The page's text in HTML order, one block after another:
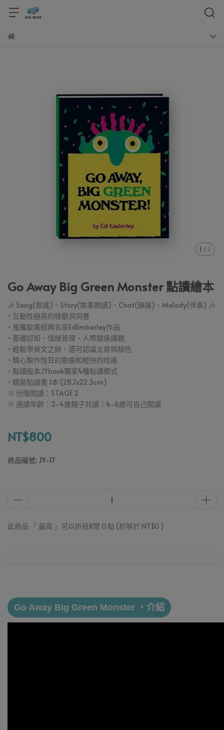
1 / 1
Go Away Big Green Monster 點讀繪本
🎶 Song(歌謠)、Story(故事朗讀)、Chat(韻謠)、Melody(伴奏) 🎶
• 互動性極高的怪獸洞洞書
• 蒐羅歐美經典名家EdEmberley作品
• 基礎認知、情緒管理、人際關係課題
• 輕鬆學英文之餘，還可認識五官與顏色
• 精心製作悅耳的歌曲和輕快的唸謠
• 點讀版本JYbook獨家4種點讀模式
• 精裝點讀書 1本 (28.7x22.3cm)
※ 分階閱讀：STAGE 2
※ 適讀年齡：2-4歲親子共讀｜4-6歲可自己閱讀
NT$800
商品編號: JY-17
此商品 「 最高 」可以折抵K幣 0 點 (約等於 NT$0 )
Go Away Big Green Monster ・介紹